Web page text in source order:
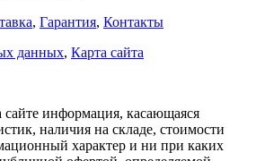
, Гарантия, Контакты
данных, Карта сайта
сайте информация, касающаяся
наличия на складе, стоимости
характер и ни при каких